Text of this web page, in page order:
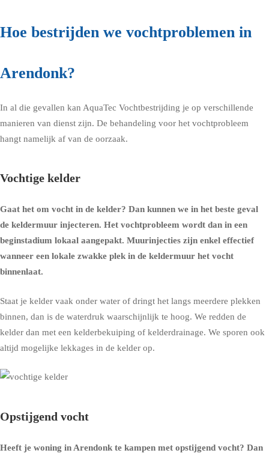
Hoe bestrijden we vochtproblemen in
Arendonk?
In al die gevallen kan AquaTec Vochtbestrijding je op verschillende
manieren van dienst zijn. De behandeling voor het vochtprobleem
hangt namelijk af van de oorzaak.
Vochtige kelder
Gaat het om vocht in de kelder? Dan kunnen we in het beste geval
de keldermuur injecteren. Het vochtprobleem wordt dan in een
beginstadium lokaal aangepakt. Muurinjecties zijn enkel effectief
wanneer een lokale zwakke plek in de keldermuur het vocht
binnenlaat.
Staat je kelder vaak onder water of dringt het langs meerdere plekken
binnen, dan is de waterdruk waarschijnlijk te hoog. We redden de
kelder dan met een kelderbekuiping of kelderdrainage. We sporen ook
altijd mogelijke lekkages in de kelder op.
Opstijgend vocht
Heeft je woning in Arendonk te kampen met opstijgend vocht? Dan